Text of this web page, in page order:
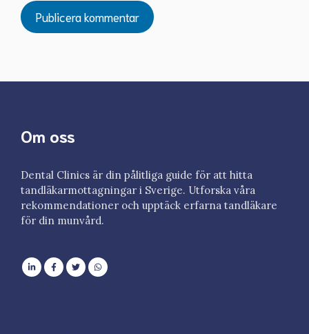
Om oss
Dental Clinics är din pålitliga guide för att hitta
tandläkarmottagningar i Sverige. Utforska våra
rekommendationer och upptäck erfarna tandläkare
för din munvård.